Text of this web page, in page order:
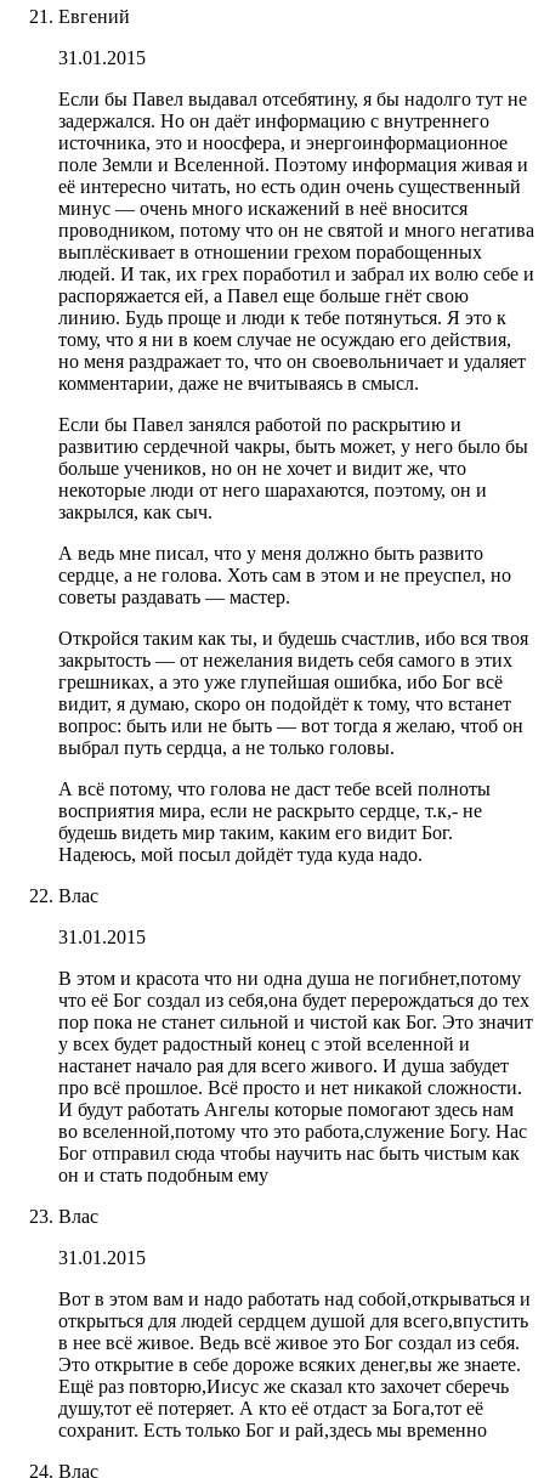
Евгений
31.01.2015
Если бы Павел выдавал отсебятину, я бы надолго тут не
задержался. Но он даёт информацию с внутреннего
источника, это и ноосфера, и энергоинформационное
поле Земли и Вселенной. Поэтому информация живая и
её интересно читать, но есть один очень существенный
минус — очень много искажений в неё вносится
проводником, потому что он не святой и много негатива
выплёскивает в отношении грехом порабощенных
людей. И так, их грех поработил и забрал их волю себе и
распоряжается ей, а Павел еще больше гнёт свою
линию. Будь проще и люди к тебе потянуться. Я это к
тому, что я ни в коем случае не осуждаю его действия,
но меня раздражает то, что он своевольничает и удаляет
комментарии, даже не вчитываясь в смысл.
Если бы Павел занялся работой по раскрытию и
развитию сердечной чакры, быть может, у него было бы
больше учеников, но он не хочет и видит же, что
некоторые люди от него шарахаются, поэтому, он и
закрылся, как сыч.
А ведь мне писал, что у меня должно быть развито
сердце, а не голова. Хоть сам в этом и не преуспел, но
советы раздавать — мастер.
Откройся таким как ты, и будешь счастлив, ибо вся твоя
закрытость — от нежелания видеть себя самого в этих
грешниках, а это уже глупейшая ошибка, ибо Бог всё
видит, я думаю, скоро он подойдёт к тому, что встанет
вопрос: быть или не быть — вот тогда я желаю, чтоб он
выбрал путь сердца, а не только головы.
А всё потому, что голова не даст тебе всей полноты
восприятия мира, если не раскрыто сердце, т.к,- не
будешь видеть мир таким, каким его видит Бог.
Надеюсь, мой посыл дойдёт туда куда надо.
Влас
31.01.2015
В этом и красота что ни одна душа не погибнет,потому
что её Бог создал из себя,она будет перерождаться до тех
пор пока не станет сильной и чистой как Бог. Это значит
у всех будет радостный конец с этой вселенной и
настанет начало рая для всего живого. И душа забудет
про всё прошлое. Всё просто и нет никакой сложности.
И будут работать Ангелы которые помогают здесь нам
во вселенной,потому что это работа,служение Богу. Нас
Бог отправил сюда чтобы научить нас быть чистым как
он и стать подобным ему
Влас
31.01.2015
Вот в этом вам и надо работать над собой,открываться и
открыться для людей сердцем душой для всего,впустить
в нее всё живое. Ведь всё живое это Бог создал из себя.
Это открытие в себе дороже всяких денег,вы же знаете.
Ещё раз повторю,Иисус же сказал кто захочет сберечь
душу,тот её потеряет. А кто её отдаст за Бога,тот её
сохранит. Есть только Бог и рай,здесь мы временно
Влас